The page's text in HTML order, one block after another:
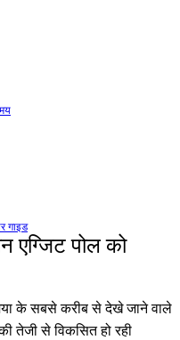
गाइड
एग्जिट पोल को
के सबसे करीब से देखे जाने वाले
तेजी से विकसित हो रही